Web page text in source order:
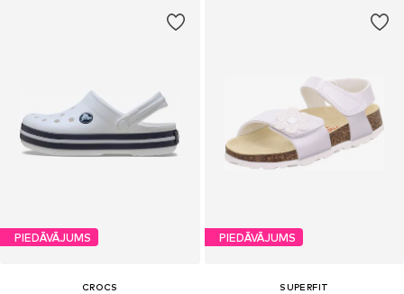
PIEDĀVĀJUMS
CROCS
PIEDĀVĀJUMS
SUPERFIT